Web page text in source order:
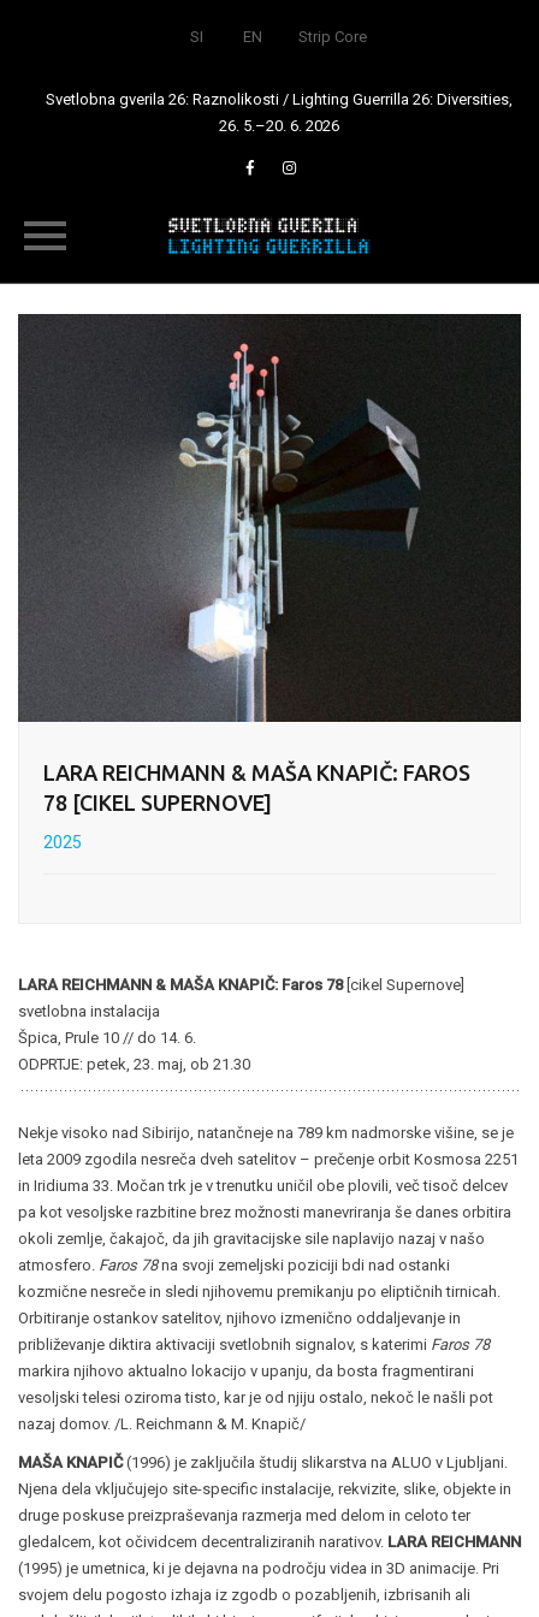
SI EN Strip Core
Svetlobna gverila 26: Raznolikosti / Lighting Guerrilla 26: Diversities,
26. 5.–20. 6. 2026
LARA REICHMANN & MAŠA KNAPIČ: FAROS
78 [CIKEL SUPERNOVE]
2025
LARA REICHMANN & MAŠA KNAPIČ: Faros 78[cikel Supernove]
svetlobna instalacija
Špica, Prule 10 // do 14. 6.
ODPRTJE: petek, 23. maj, ob 21.30
Nekje visoko nad Sibirijo, natančneje na 789 km nadmorske višine, se je
leta 2009 zgodila nesreča dveh satelitov – prečenje orbit Kosmosa 2251
in Iridiuma 33. Močan trk je v trenutku uničil obe plovili, več tisoč delcev
pa kot vesoljske razbitine brez možnosti manevriranja še danes orbitira
okoli zemlje, čakajoč, da jih gravitacijske sile naplavijo nazaj v našo
atmosfero. Faros 78na svoji zemeljski poziciji bdi nad ostanki
kozmične nesreče in sledi njihovemu premikanju po eliptičnih tirnicah.
Orbitiranje ostankov satelitov, njihovo izmenično oddaljevanje in
približevanje diktira aktivaciji svetlobnih signalov, s katerimi Faros 78
markira njihovo aktualno lokacijo v upanju, da bosta fragmentirani
vesoljski telesi oziroma tisto, kar je od njiju ostalo, nekoč le našli pot
nazaj domov. /L. Reichmann & M. Knapič/
MAŠA KNAPIČ(1996) je zaključila študij slikarstva na ALUO v Ljubljani.
Njena dela vključujejo site-specific instalacije, rekvizite, slike, objekte in
druge poskuse preizpraševanja razmerja med delom in celoto ter
gledalcem, kot očividcem decentraliziranih narativov. LARA REICHMANN
(1995) je umetnica, ki je dejavna na področju videa in 3D animacije. Pri
svojem delu pogosto izhaja iz zgodb o pozabljenih, izbrisanih ali